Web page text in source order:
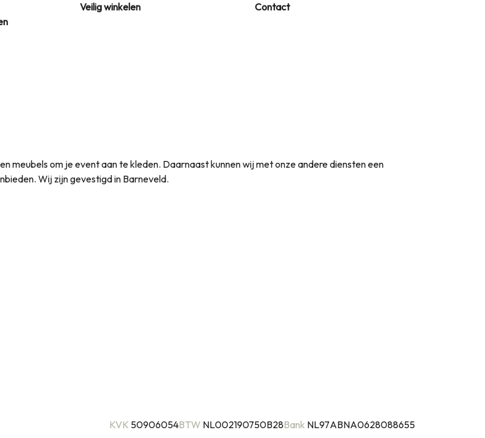
Veilig winkelen
Contact
meubels om je event aan te kleden. Daarnaast kunnen wij met onze andere diensten een
Wij zijn gevestigd in Barneveld.
KVK 50906054BTW NL002190750B28Bank NL97ABNA0628088655